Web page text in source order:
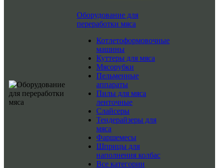
Оборудование для
переработки мяса
Котлетоформовочные
машины
Куттеры для мяса
Мясорубки
Пельменные
аппараты
Пилы для мяса
ленточные
Слайсеры
Тендерайзеры для
мяса
Фаршемесы
Шприцы для
наполнения колбас
Все категории